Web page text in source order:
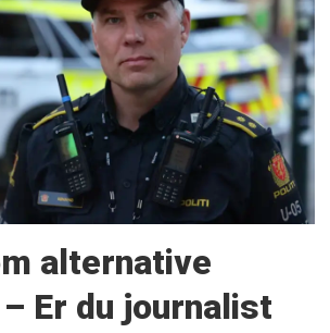
alternative
Er du journalist